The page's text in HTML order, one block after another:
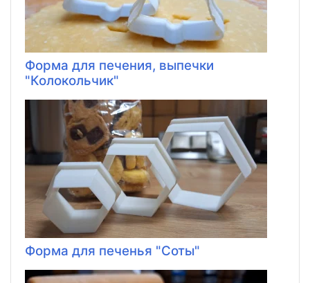
Форма для печения, выпечки
"Колокольчик"
Форма для печенья "Соты"